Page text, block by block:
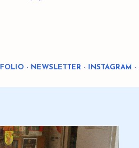
NEWSLETTER INSTAGRAM